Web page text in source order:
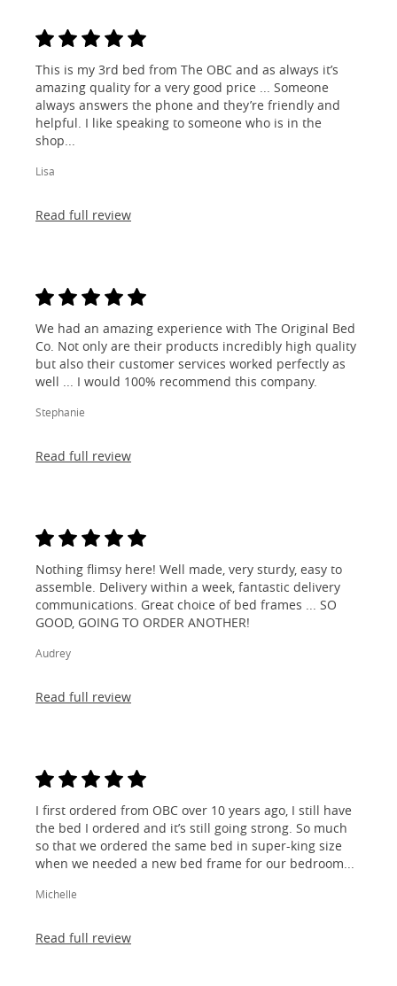
This is my 3rd bed from The OBC and as always it’s
amazing quality for a very good price ... Someone
always answers the phone and they’re friendly and
helpful. I like speaking to someone who is in the
shop...
Lisa
Read full review
We had an amazing experience with The Original Bed
Co. Not only are their products incredibly high quality
but also their customer services worked perfectly as
well ... I would 100% recommend this company.
Stephanie
Read full review
Nothing flimsy here! Well made, very sturdy, easy to
assemble. Delivery within a week, fantastic delivery
communications. Great choice of bed frames ... SO
GOOD, GOING TO ORDER ANOTHER!
Audrey
Read full review
I first ordered from OBC over 10 years ago, I still have
the bed I ordered and it’s still going strong. So much
so that we ordered the same bed in super-king size
when we needed a new bed frame for our bedroom...
Michelle
Read full review